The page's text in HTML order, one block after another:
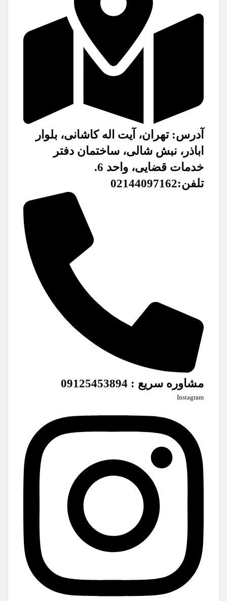
آدرس: تهران، آیت اله کاشانی، بلوار
اباذر، نبش شالی، ساختمان دفتر
خدمات قضایی، واحد 6.
تلفن:02144097162
مشاوره سریع : 09125453894
Instagram